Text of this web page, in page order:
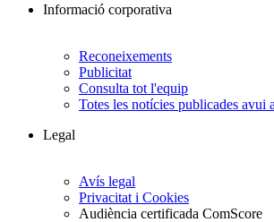
Informació corporativa
Reconeixements
Publicitat
Consulta tot l'equip
Totes les notícies publicades avui
Legal
Avís legal
Privacitat i Cookies
Audiència certificada ComScore